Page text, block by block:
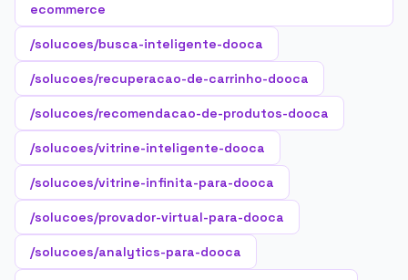
ecommerce
/solucoes/busca-inteligente-dooca
/solucoes/recuperacao-de-carrinho-dooca
/solucoes/recomendacao-de-produtos-dooca
/solucoes/vitrine-inteligente-dooca
/solucoes/vitrine-infinita-para-dooca
/solucoes/provador-virtual-para-dooca
/solucoes/analytics-para-dooca